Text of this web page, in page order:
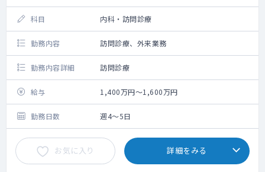
科目 内科・訪問診療
勤務内容 訪問診療、外来業務
勤務内容詳細 訪問診療
給与 1,400万円～1,600万円
勤務日数 週4～5日
お気に入り 詳細をみる